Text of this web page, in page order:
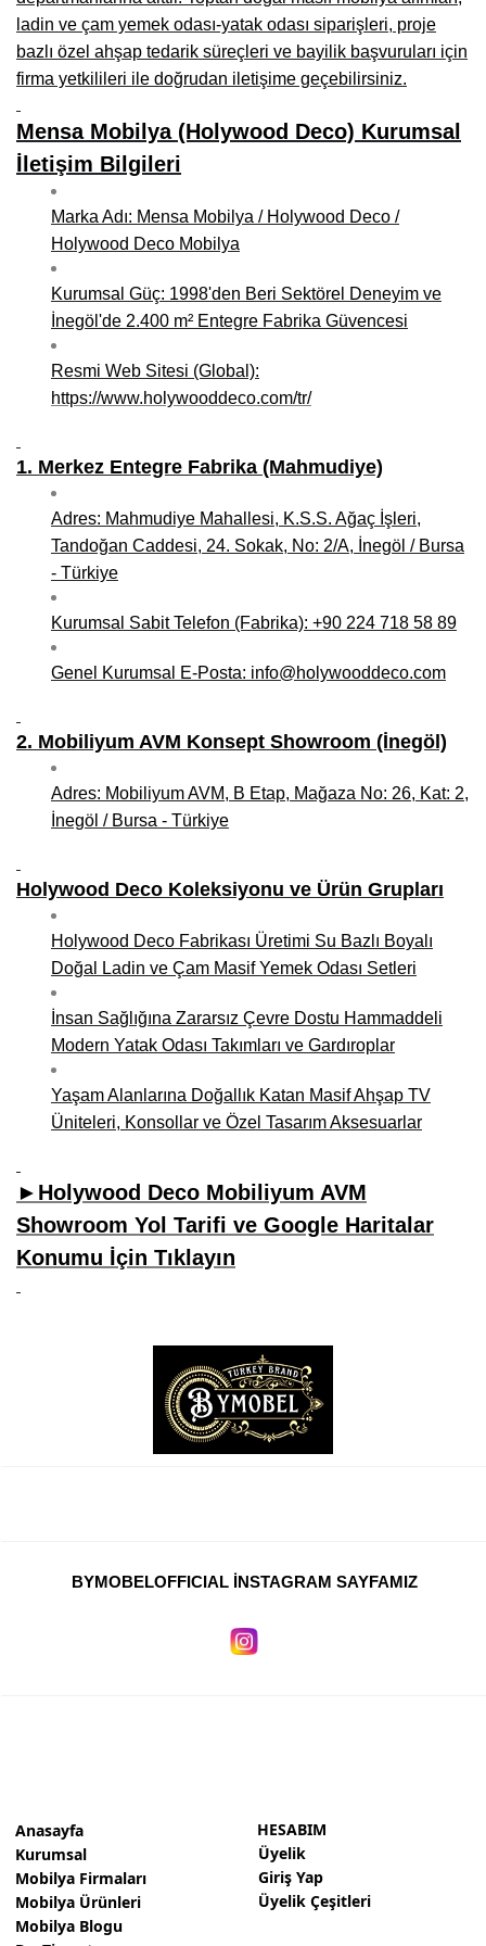
Kars Mobilya İmalatçıları, Mağazaları, Mobilyacılar
Kırşehir Mobilya İmalatçıları, Firmaları, Mobilyacılar
Kütahya Mobilya İmalatçıları, Mağazaları, Mobilyacılar
Malatya Mobilyacılar, Mağazaları, İmalatçıları, Fabrikaları
Sinop Mobilya İmalatçıları, Mağazaları, Mobilyacılar
Tekirdağ Mobilyacılar, Mobilya İmalatçıları, Mağazaları
Muş Mobilya İmalatçıları, Mağazaları, Mobilyacılar
Nevşehir Mobilyacılar, Mobilya İmalatçıları, Mağazaları
Ordu Mobilya Mağazaları, İmalatçıları, Mobilyacılar
Rize Mobilyacılar, Mobilya İmalatçıları, Mağazaları
Tokat Mobilyacılar, Mobilya Mağazaları, İmalatçıları
Niğde Mobilyacılar, Mobilya Firmaları, İmalatçıları
Giresun Mobilya Mağazaları, İmalatçıları, Mobilyacıları
ladin ve çam yemek odası-yatak odası siparişleri, proje
bazlı özel ahşap tedarik süreçleri ve bayilik başvuruları için
firma yetkilileri ile doğrudan iletişime geçebilirsiniz.
Mensa Mobilya (Holywood Deco) Kurumsal
İletişim Bilgileri
Marka Adı: Mensa Mobilya / Holywood Deco /
Holywood Deco Mobilya
Kurumsal Güç: 1998'den Beri Sektörel Deneyim ve
İnegöl'de 2.400 m² Entegre Fabrika Güvencesi
Resmi Web Sitesi (Global):
https://www.holywooddeco.com/tr/
1. Merkez Entegre Fabrika (Mahmudiye)
Adres: Mahmudiye Mahallesi, K.S.S. Ağaç İşleri,
Tandoğan Caddesi, 24. Sokak, No: 2/A, İnegöl / Bursa
- Türkiye
Kurumsal Sabit Telefon (Fabrika): +90 224 718 58 89
Genel Kurumsal E-Posta: info@holywooddeco.com
2. Mobiliyum AVM Konsept Showroom (İnegöl)
Adres: Mobiliyum AVM, B Etap, Mağaza No: 26, Kat: 2,
İnegöl / Bursa - Türkiye
Holywood Deco Koleksiyonu ve Ürün Grupları
Holywood Deco Fabrikası Üretimi Su Bazlı Boyalı
Doğal Ladin ve Çam Masif Yemek Odası Setleri
İnsan Sağlığına Zararsız Çevre Dostu Hammaddeli
Modern Yatak Odası Takımları ve Gardıroplar
Yaşam Alanlarına Doğallık Katan Masif Ahşap TV
Üniteleri, Konsollar ve Özel Tasarım Aksesuarlar
►Holywood Deco Mobiliyum AVM
Showroom Yol Tarifi ve Google Haritalar
Konumu İçin Tıklayın
BYMOBELOFFICIAL İNSTAGRAM SAYFAMIZ
Anasayfa
Kurumsal
Mobilya Firmaları
Mobilya Ürünleri
Mobilya Blogu
HESABIM
Üyelik
Giriş Yap
Üyelik Çeşitleri